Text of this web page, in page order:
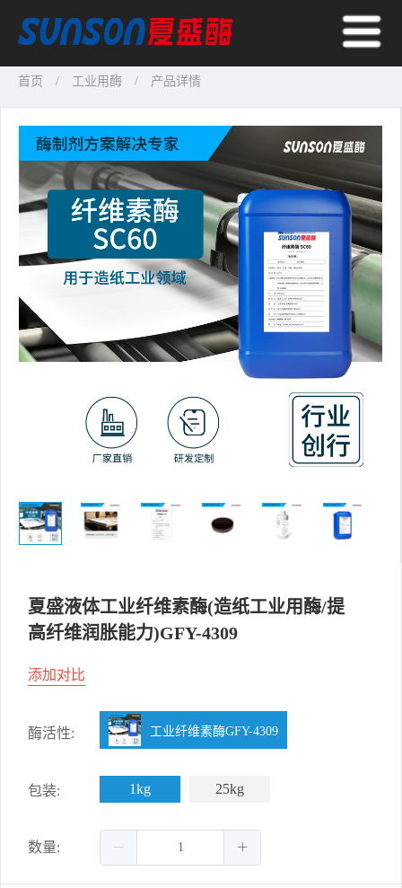
首页 工业用酶 产品详情
夏盛液体工业纤维素酶(造纸工业用酶/提
高纤维润胀能力)GFY-4309
添加对比
酶活性: 工业纤维素酶GFY-4309
包装: 1kg 25kg
数量: